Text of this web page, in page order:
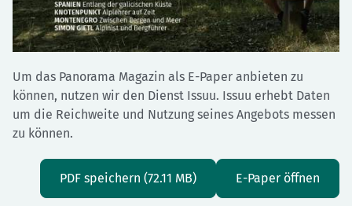
Um das Panorama Magazin als E-Paper anbieten zu
können, nutzen wir den Dienst Issuu. Issuu erhebt Daten
um die Reichweite und Nutzung seines Angebots messen
zu können.
PDF speichern (72.11 MB) E-Paper öffnen